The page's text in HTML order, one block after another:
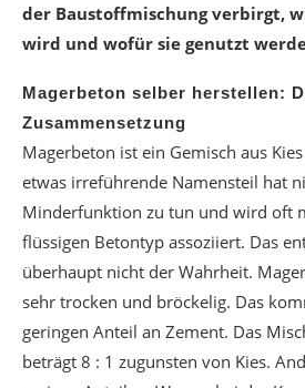
der Baustoffmischung verbirgt,
wird und wofür sie genutzt
Magerbeton selber herstellen:
Zusammensetzung
Magerbeton ist ein Gemisch aus
etwas irreführende Namensteil hat
Minderfunktion zu tun und wird oft
flüssigen Betontyp assoziiert. Das
überhaupt nicht der Wahrheit.
sehr trocken und bröckelig. Das
geringen Anteil an Zement. Das
beträgt 8 : 1 zugunsten von Kies.